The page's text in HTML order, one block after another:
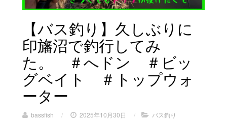
【バス釣り】久しぶりに
印旛沼で釣行してみ
た。 ＃へドン ＃ビッ
グベイト ＃トップウォ
ーター
bassfish / 2025年10月30日 / バス釣り